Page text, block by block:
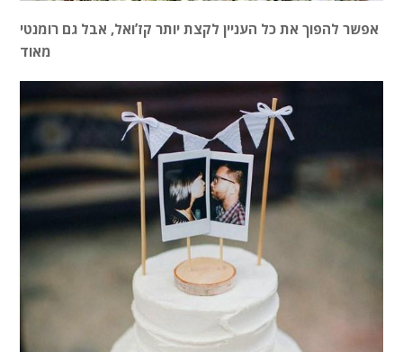
אפשר להפוך את כל העניין לקצת יותר קז’ואל, אבל גם רומנטי
מאוד